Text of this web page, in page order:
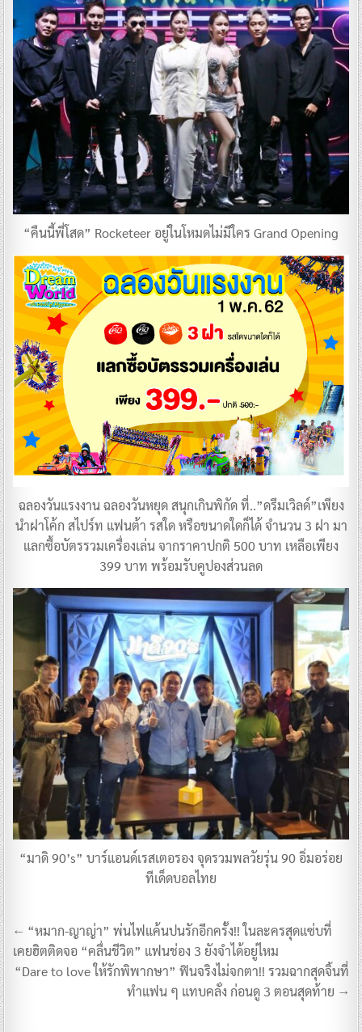
“คืนนี้พี่โสด” Rocketeer อยู่ในโหมดไม่มีใคร Grand Opening
ฉลองวันแรงงาน ฉลองวันหยุด สนุกเกินพิกัด ที่..”ดรีมเวิลด์”เพียง
นำฝาโค้ก สไปร์ท แฟนต้า รสใด หรือขนาดใดก็ได้ จำนวน 3 ฝา มา
แลกซื้อบัตรรวมเครื่องเล่น จากราคาปกติ 500 บาท เหลือเพียง
399 บาท พร้อมรับคูปองส่วนลด
“มาดิ 90’s” บาร์แอนด์เรสเตอรอง จุดรวมพลวัยรุ่น 90 อิ่มอร่อย
ทีเด็ดบอลไทย
แนะแนว
เรื่อง
← “หมาก-ญาญ่า” พ่นไฟแค้นปนรักอีกครั้ง!! ในละครสุดแซ่บที่
เคยฮิตติดจอ “คลื่นชีวิต” ​แฟนช่อง 3 ยังจำได้อยู่ไหม
“Dare to love ให้รักพิพากษา” ฟินจริงไม่จกตา!! รวมฉากสุดจิ้นที่
ทำแฟน ๆ แทบคลั่ง ก่อนดู 3 ตอนสุดท้าย →